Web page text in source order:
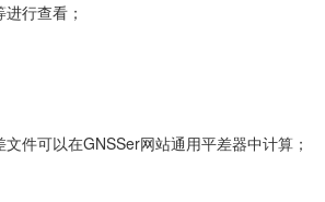
行查看；
件可以在GNSSer网站通用平差器中计算；